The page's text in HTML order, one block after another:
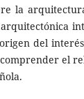
la
del
el